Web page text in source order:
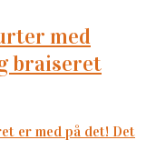
braiseret
er med på det! Det